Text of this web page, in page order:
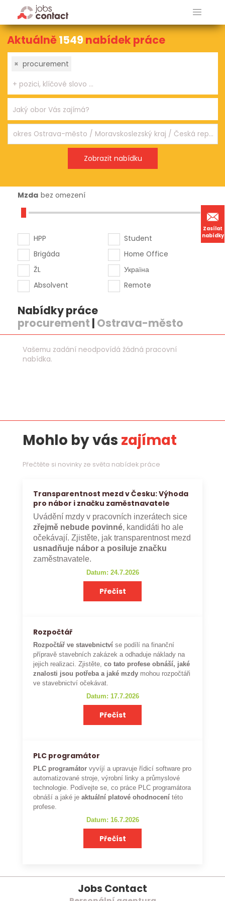
Zasílat
nabídky
Aktuálně1549 nabídek práce
× procurement
Mzda bez omezení
HPP
Brigáda
ŽL
Absolvent
Student
Home Office
Україна
Remote
Nabídky práce
procurement | Ostrava-město
Vašemu zadání neodpovídá žádná pracovní
nabídka.
Mohlo by vás zajímat
Přečtěte si novinky ze světa nabídek práce
Transparentnost mezd v Česku: Výhoda
pro nábor i značku zaměstnavatele
Uvádění mzdy v pracovních inzerátech sice
zřejmě nebude povinné, kandidáti ho ale
očekávají. Zjistěte, jak transparentnost mezd
usnadňuje nábor a posiluje značku
zaměstnavatele.
Datum: 24.7.2026
Přečíst
Rozpočtář
Rozpočtář ve stavebnictví se podílí na finanční
přípravě stavebních zakázek a odhaduje náklady na
jejich realizaci. Zjistěte,co tato profese obnáší, jaké
znalosti jsou potřeba a jaké mzdy mohou rozpočtáři
ve stavebnictví očekávat.
Datum: 17.7.2026
Přečíst
PLC programátor
PLC programátor vyvíjí a upravuje řídicí software pro
automatizované stroje, výrobní linky a průmyslové
technologie. Podívejte se, co práce PLC programátora
obnáší a jaké je aktuální platové ohodnocení této
profese.
Datum: 16.7.2026
Přečíst
Jobs Contact